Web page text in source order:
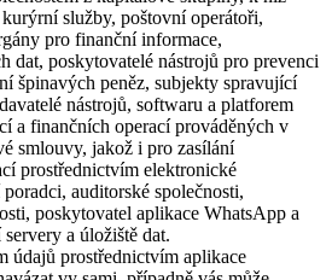
služby, poštovní operátoři,
pro finanční informace,
dat, poskytovatelé nástrojů pro prevenci
špinavých peněz, subjekty spravující
nástrojů, softwaru a platforem
a finančních operací prováděných v
smlouvy, jakož i pro zasílání
prostřednictvím elektronické
auditorské společnosti,
poskytovatel aplikace WhatsApp a
a úložiště dat.
údajů prostřednictvím aplikace